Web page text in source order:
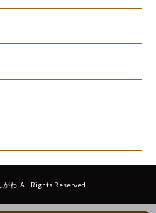
がわ. All Rights Reserved.